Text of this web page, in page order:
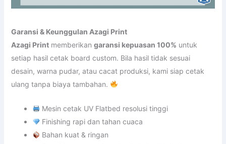
Garansi & Keunggulan Azagi Print
Azagi Printmemberikan garansi kepuasan 100% untuk
setiap hasil cetak board custom. Bila hasil tidak sesuai
desain, warna pudar, atau cacat produksi, kami siap cetak
ulang tanpa biaya tambahan.
Mesin cetak UV Flatbed resolusi tinggi
Finishing rapi dan tahan cuaca
Bahan kuat & ringan